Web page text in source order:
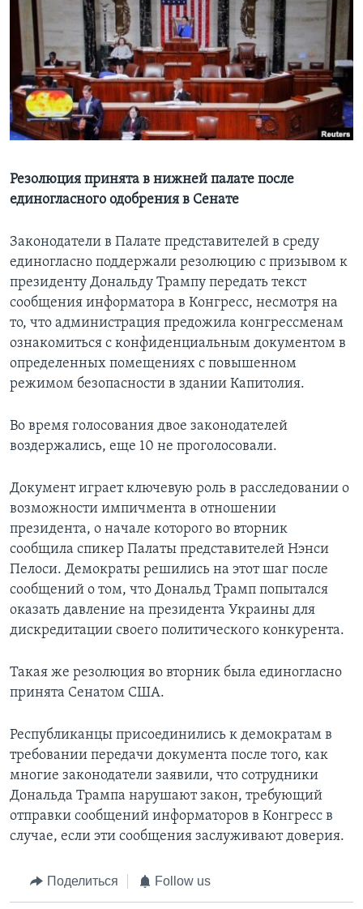
Learning English
СОЦИАЛЬНЫЕ СЕТИ
Резолюция принята в нижней палате после
единогласного одобрения в Сенате
Законодатели в Палате представителей в среду
единогласно поддержали резолюцию с призывом к
президенту Дональду Трампу передать текст
сообщения информатора в Конгресс, несмотря на
то, что администрация предожила конгрессменам
ознакомиться с конфиденциальным документом в
определенных помещениях с повышенном
режимом безопасности в здании Капитолия.
Во время голосования двое законодателей
воздержались, еще 10 не проголосовали.
Документ играет ключевую роль в расследовании о
возможности импичмента в отношении
президента, о начале которого во вторник
сообщила спикер Палаты представителей Нэнси
Пелоси. Демократы решились на этот шаг после
сообщений о том, что Дональд Трамп попытался
оказать давление на президента Украины для
дискредитации своего политического конкурента.
Такая же резолюция во вторник была единогласно
принята Сенатом США.
Республиканцы присоединились к демократам в
требовании передачи документа после того, как
многие законодатели заявили, что сотрудники
Дональда Трампа нарушают закон, требующий
отправки сообщений информаторов в Конгресс в
случае, если эти сообщения заслуживают доверия.
Поделиться Follow us